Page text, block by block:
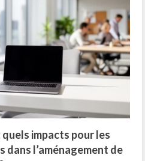
impacts pour les
dans l’aménagement de